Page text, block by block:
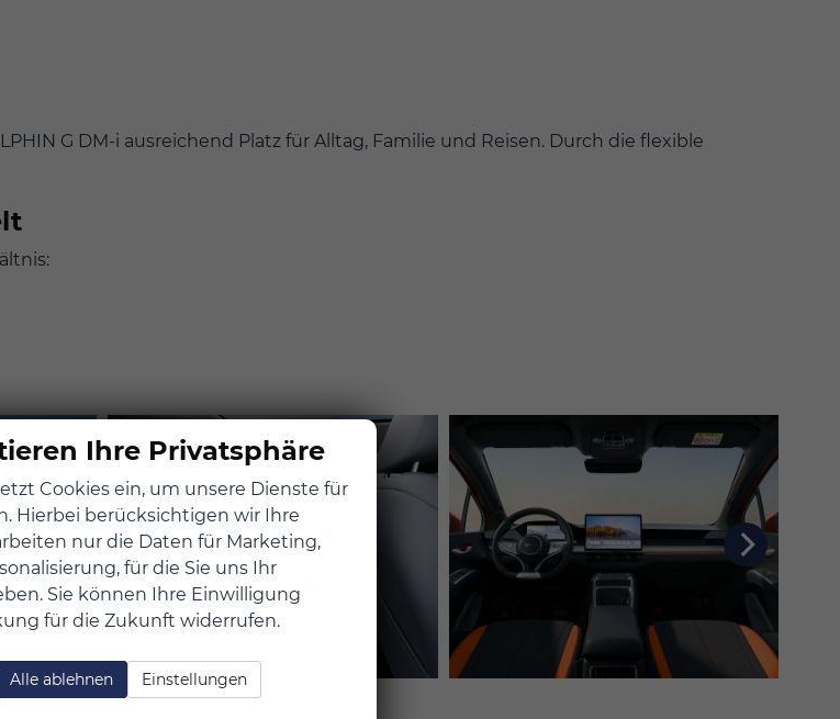
G DM-i ausreichend Platz für Alltag, Familie und Reisen. Durch die flexible
Ihre Privatsphäre
Cookies ein, um unsere Dienste für
Hierbei berücksichtigen wir Ihre
nur die Daten für Marketing,
für die Sie uns Ihr
Sie können Ihre Einwilligung
für die Zukunft widerrufen.
Alle ablehnen Einstellungen